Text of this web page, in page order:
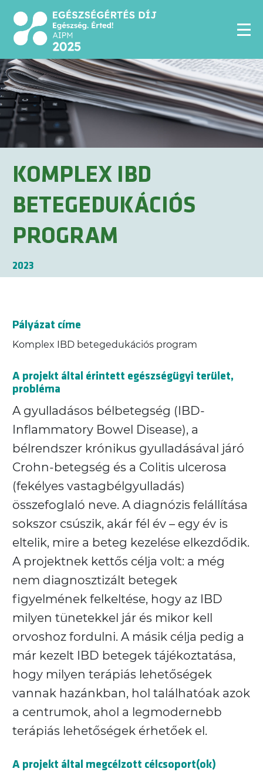
KOMPLEX IBD
BETEGEDUKÁCIÓS
PROGRAM
2023
Pályázat címe
Komplex IBD betegedukációs program
A projekt által érintett egészségügyi terület,
probléma
A gyulladásos bélbetegség (IBD-
Inflammatory Bowel Disease), a
bélrendszer krónikus gyulladásával járó
Crohn-betegség és a Colitis ulcerosa
(fekélyes vastagbélgyulladás)
összefoglaló neve. A diagnózis felállítása
sokszor csúszik, akár fél év – egy év is
eltelik, mire a beteg kezelése elkezdődik.
A projektnek kettős célja volt: a még
nem diagnosztizált betegek
figyelmének felkeltése, hogy az IBD
milyen tünetekkel jár és mikor kell
orvoshoz fordulni. A másik célja pedig a
már kezelt IBD betegek tájékoztatása,
hogy milyen terápiás lehetőségek
vannak hazánkban, hol találhatóak azok
a centrumok, ahol a legmodernebb
terápiás lehetőségek érhetőek el.
A projekt által megcélzott célcsoport(ok)